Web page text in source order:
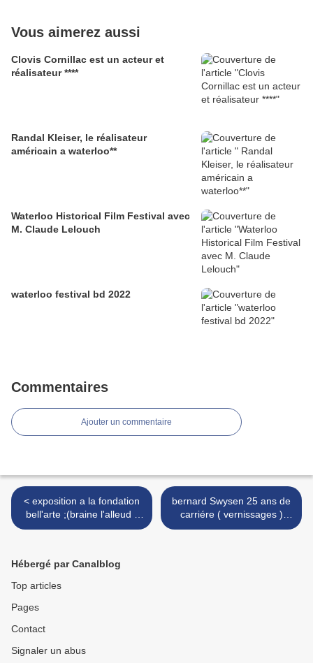
Vous aimerez aussi
Clovis Cornillac est un acteur et
réalisateur ****
Randal Kleiser, le réalisateur
américain a waterloo**
Waterloo Historical Film Festival avec
M. Claude Lelouch
waterloo festival bd 2022
Commentaires
Ajouter un commentaire
< exposition a la fondation
bell'arte ;(braine l'alleud )
du peintre POBE
bernard Swysen 25 ans de
carriére ( vernissages )
bruxelles >
Hébergé par Canalblog
Top articles
Pages
Contact
Signaler un abus